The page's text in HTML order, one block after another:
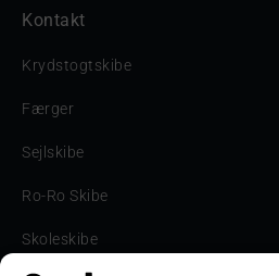
Kontakt
Krydstogtskibe
Færger
Sejlskibe
Ro-Ro Skibe
Skoleskibe